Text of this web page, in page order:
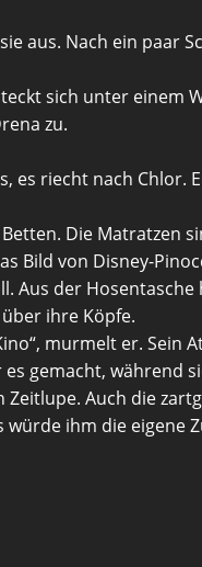
aus. Nach ein paar
sich unter einem
zu.
riecht nach Chlor.
Die Matratzen
Bild von Disney-
Aus der
ihre Köpfe.
murmelt er. Sein
gemacht, während
Auch die
ihm die eigene